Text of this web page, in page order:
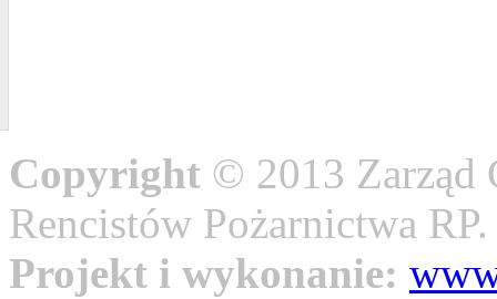
Copyright © 2013 Zarząd
Rencistów Pożarnictwa
Projekt i wykonanie: